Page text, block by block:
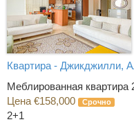
Квартира - Джикджилли,
Меблированная
Цена €158,000
Срочно
2+1